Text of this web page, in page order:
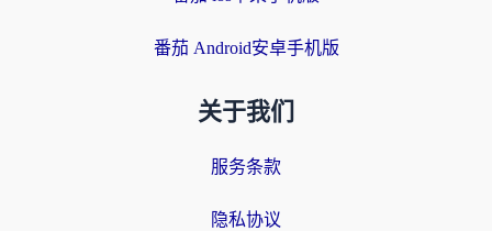
番茄 Android安卓手机版
关于我们
服务条款
隐私协议